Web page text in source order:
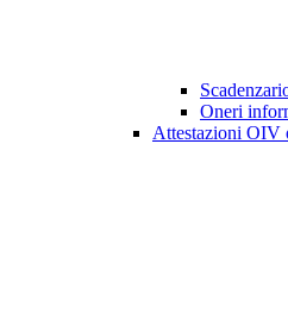
Oneri
Attestazioni OIV